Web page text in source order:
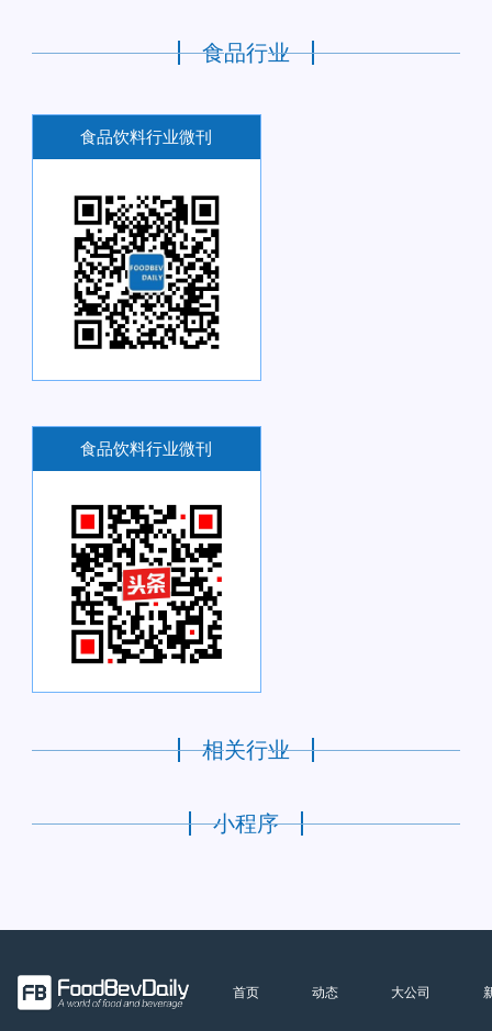
食品行业
食品饮料行业微刊
食品饮料行业微刊
相关行业
小程序
首页 动态 大公司